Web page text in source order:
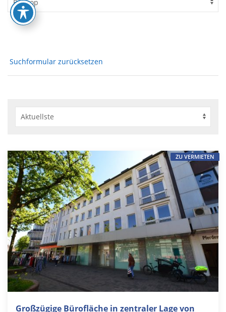
Suchformular zurücksetzen
Großzügige Bürofläche in zentraler Lage von
ZU VERMIETEN